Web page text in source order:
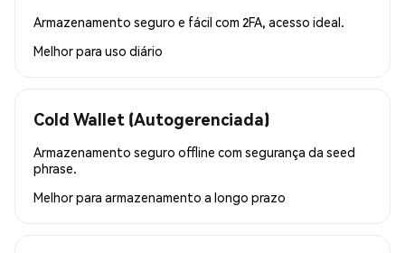
Armazenamento seguro e fácil com 2FA, acesso ideal.
Melhor para uso diário
Cold Wallet (Autogerenciada)
Armazenamento seguro offline com segurança da seed
phrase.
Melhor para armazenamento a longo prazo